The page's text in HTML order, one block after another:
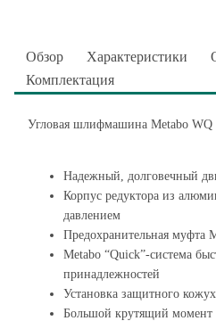
Обзор Характеристики
Комплектация
Угловая шлифмашина Metabo WQ
Надежный, долговечный
Корпус редуктора из
давлением
Предохранительная муфта
Metabo “Quick”-система
принадлежностей
Установка защитного
Большой крутящий момент